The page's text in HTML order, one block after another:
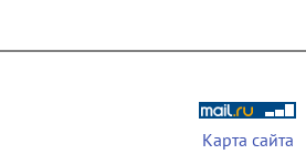
Карта сайта